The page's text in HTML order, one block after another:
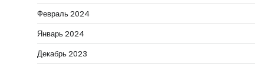
Февраль 2024
Январь 2024
Декабрь 2023